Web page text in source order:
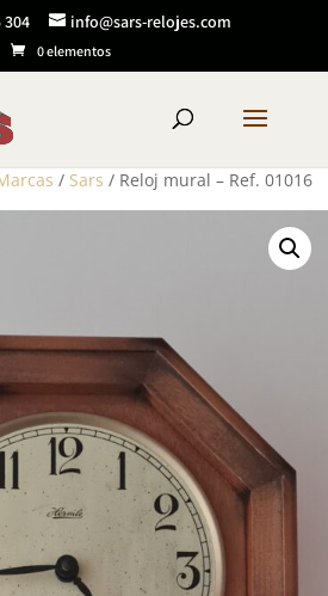
304 info@sars-relojes.com
0 elementos
/ Sars / Reloj mural – Ref. 01016